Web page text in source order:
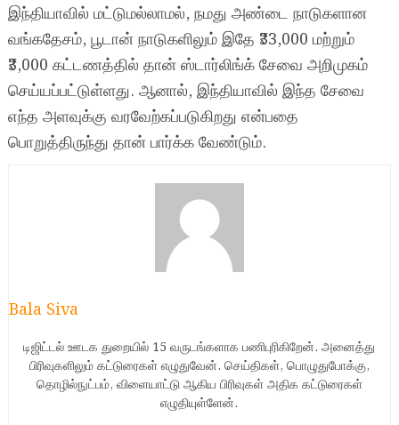
இந்தியாவில் மட்டுமல்லாமல், நமது அண்டை நாடுகளான
வங்கதேசம், பூடான் நாடுகளிலும் இதே ₹33,000 மற்றும்
₹3,000 கட்டணத்தில் தான் ஸ்டார்லிங்க் சேவை அறிமுகம்
செய்யப்பட்டுள்ளது. ஆனால், இந்தியாவில் இந்த சேவை
எந்த அளவுக்கு வரவேற்கப்படுகிறது என்பதை
பொறுத்திருந்து தான் பார்க்க வேண்டும்.
Bala Siva
டிஜிட்டல் ஊடக துறையில் 15 வருடங்களாக பணிபுரிகிறேன். அனைத்து
பிரிவுகளிலும் கட்டுரைகள் எழுதுவேன். செய்திகள், பொழுதுபோக்கு,
தொழில்நுட்பம், விளையாட்டு ஆகிய பிரிவுகள் அதிக கட்டுரைகள்
எழுதியுள்ளேன்.